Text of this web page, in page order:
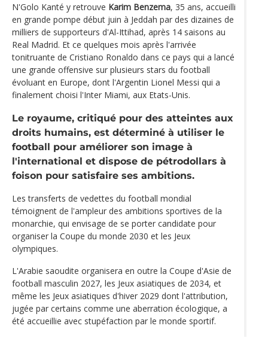
N'Golo Kanté y retrouve Karim Benzema, 35 ans, accueilli
en grande pompe début juin à Jeddah par des dizaines de
milliers de supporteurs d'Al-Ittihad, après 14 saisons au
Real Madrid. Et ce quelques mois après l'arrivée
tonitruante de Cristiano Ronaldo dans ce pays qui a lancé
une grande offensive sur plusieurs stars du football
évoluant en Europe, dont l'Argentin Lionel Messi qui a
finalement choisi l'Inter Miami, aux Etats-Unis.
Le royaume, critiqué pour des atteintes aux
droits humains, est déterminé à utiliser le
football pour améliorer son image à
l'international et dispose de pétrodollars à
foison pour satisfaire ses ambitions.
Les transferts de vedettes du football mondial
témoignent de l'ampleur des ambitions sportives de la
monarchie, qui envisage de se porter candidate pour
organiser la Coupe du monde 2030 et les Jeux
olympiques.
L'Arabie saoudite organisera en outre la Coupe d'Asie de
football masculin 2027, les Jeux asiatiques de 2034, et
même les Jeux asiatiques d'hiver 2029 dont l'attribution,
jugée par certains comme une aberration écologique, a
été accueillie avec stupéfaction par le monde sportif.